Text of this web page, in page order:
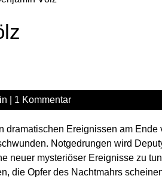
1 Kommentar
dramatischen Ereignissen am Ende
Notgedrungen wird
neuer mysteriöser Ereignisse zu
die Opfer des Nachtmahrs